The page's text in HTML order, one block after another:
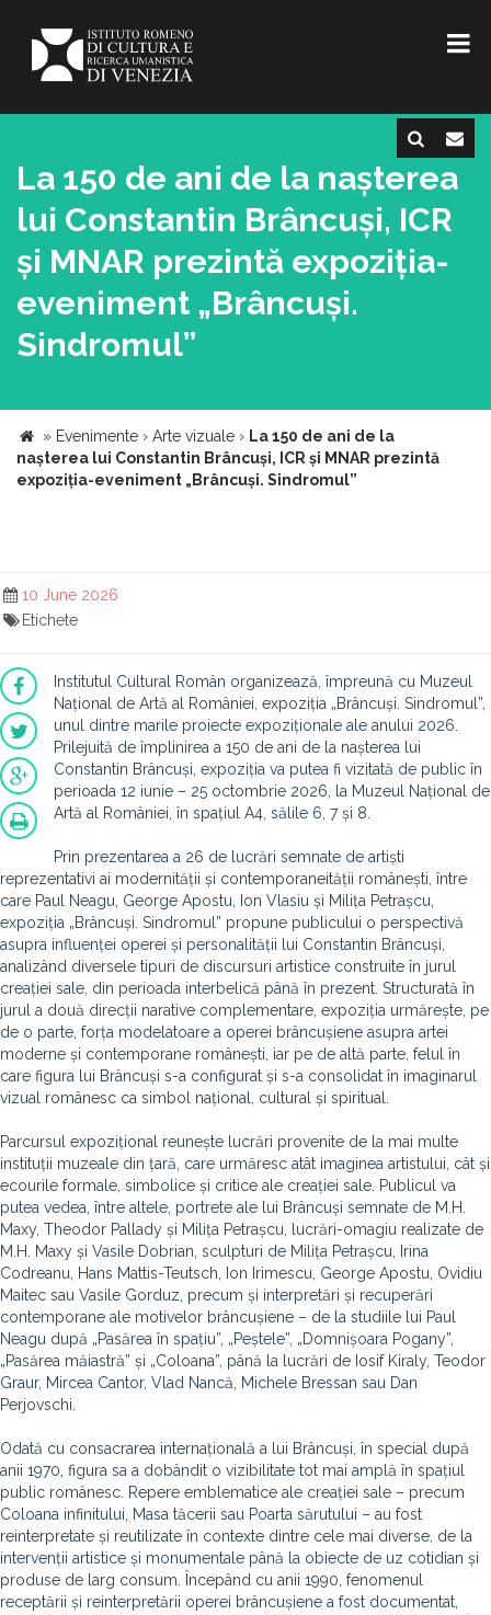
La 150 de ani de la nașterea
lui Constantin Brâncuși, ICR
și MNAR prezintă expoziția-
eveniment „Brâncuși.
Sindromul”
» Evenimente › Arte vizuale › La 150 de ani de la
nașterea lui Constantin Brâncuși, ICR și MNAR prezintă
expoziția-eveniment „Brâncuși. Sindromul”
10 June 2026
Etichete
Institutul Cultural Român organizează, împreună cu Muzeul
Național de Artă al României, expoziția „Brâncuși. Sindromul”,
unul dintre marile proiecte expoziționale ale anului 2026.
Prilejuită de împlinirea a 150 de ani de la nașterea lui
Constantin Brâncuși, expoziția va putea fi vizitată de public în
perioada 12 iunie – 25 octombrie 2026, la Muzeul Național de
Artă al României, în spațiul A4, sălile 6, 7 și 8.
Prin prezentarea a 26 de lucrări semnate de artiști
reprezentativi ai modernității și contemporaneității românești, între
care Paul Neagu, George Apostu, Ion Vlasiu și Milița Petrașcu,
expoziția „Brâncuși. Sindromul” propune publicului o perspectivă
asupra influenței operei și personalității lui Constantin Brâncuși,
analizând diversele tipuri de discursuri artistice construite în jurul
creației sale, din perioada interbelică până în prezent. Structurată în
jurul a două direcții narative complementare, expoziția urmărește, pe
de o parte, forța modelatoare a operei brâncușiene asupra artei
moderne și contemporane românești, iar pe de altă parte, felul în
care figura lui Brâncuși s-a configurat și s-a consolidat în imaginarul
vizual românesc ca simbol național, cultural și spiritual.
Parcursul expozițional reunește lucrări provenite de la mai multe
instituții muzeale din țară, care urmăresc atât imaginea artistului, cât și
ecourile formale, simbolice și critice ale creației sale. Publicul va
putea vedea, între altele, portrete ale lui Brâncuși semnate de M.H.
Maxy, Theodor Pallady și Milița Petrașcu, lucrări-omagiu realizate de
M.H. Maxy și Vasile Dobrian, sculpturi de Milița Petrașcu, Irina
Codreanu, Hans Mattis-Teutsch, Ion Irimescu, George Apostu, Ovidiu
Maitec sau Vasile Gorduz, precum și interpretări și recuperări
contemporane ale motivelor brâncușiene – de la studiile lui Paul
Neagu după „Pasărea în spațiu”, „Peștele”, „Domnișoara Pogany”,
„Pasărea măiastră” și „Coloana”, până la lucrări de Iosif Kiraly, Teodor
Graur, Mircea Cantor, Vlad Nancă, Michele Bressan sau Dan
Perjovschi.
Odată cu consacrarea internațională a lui Brâncuși, în special după
anii 1970, figura sa a dobândit o vizibilitate tot mai amplă în spațiul
public românesc. Repere emblematice ale creației sale – precum
Coloana infinitului, Masa tăcerii sau Poarta sărutului – au fost
reinterpretate și reutilizate în contexte dintre cele mai diverse, de la
intervenții artistice și monumentale până la obiecte de uz cotidian și
produse de larg consum. Începând cu anii 1990, fenomenul
receptării și reinterpretării operei brâncușiene a fost documentat,